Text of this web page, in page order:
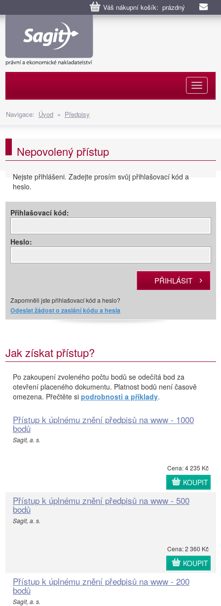
Váš nákupní košík: prázdný
Navigace: Úvod » Předpisy
Nepovolený přístup
Nejste přihlášeni. Zadejte prosím svůj přihlašovací kód a
heslo.
Přihlašovací kód:
Heslo:
Zapomněli jste přihlašovací kód a heslo?
Odeslat žádost o zaslání kódu a hesla
Jak získat přístup?
Po zakoupení zvoleného počtu bodů se odečítá bod za
otevření placeného dokumentu. Platnost bodů není časově
omezena. Přečtěte si podrobnosti a příklady.
Přístup k úplnému znění předpisů na www - 1000
bodů
Sagit, a. s.
Cena: 4 235 Kč
KOUPIT
Přístup k úplnému znění předpisů na www - 500
bodů
Sagit, a. s.
Cena: 2 360 Kč
KOUPIT
Přístup k úplnému znění předpisů na www - 200
bodů
Sagit, a. s.